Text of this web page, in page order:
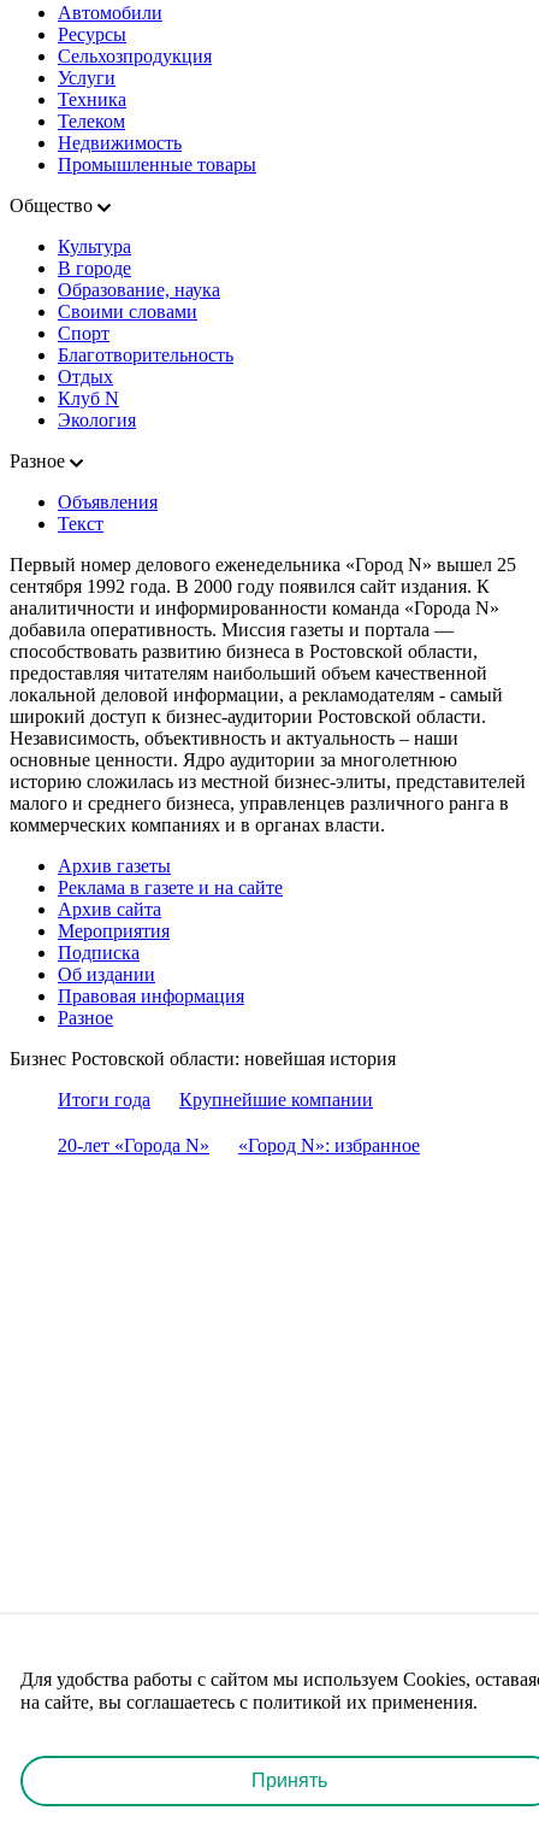
Автомобили
Ресурсы
Сельхозпродукция
Услуги
Техника
Телеком
Недвижимость
Промышленные товары
Общество
Культура
В городе
Образование, наука
Своими словами
Спорт
Благотворительность
Отдых
Клуб N
Экология
Разное
Объявления
Текст
Первый номер делового еженедельника «Город N» вышел 25
сентября 1992 года. В 2000 году появился сайт издания. К
аналитичности и информированности команда «Города N»
добавила оперативность. Миссия газеты и портала —
способствовать развитию бизнеса в Ростовской области,
предоставляя читателям наибольший объем качественной
локальной деловой информации, а рекламодателям - самый
широкий доступ к бизнес-аудитории Ростовской области.
Независимость, объективность и актуальность – наши
основные ценности. Ядро аудитории за многолетнюю
историю сложилась из местной бизнес-элиты, представителей
малого и среднего бизнеса, управленцев различного ранга в
коммерческих компаниях и в органах власти.
Архив газеты
Реклама в газете и на сайте
Архив сайта
Мероприятия
Подписка
Об издании
Правовая информация
Разное
Бизнес Ростовской области: новейшая история
Итоги года
Крупнейшие компании
20-лет «Города N» «Город N»: избранное
Для удобства работы с сайтом мы используем Cookies,
на сайте, вы соглашаетесь с политикой их применения.
Принять